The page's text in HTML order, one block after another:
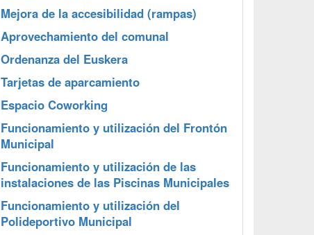
Mejora de la accesibilidad (rampas)
Aprovechamiento del comunal
Ordenanza del Euskera
Tarjetas de aparcamiento
Espacio Coworking
Funcionamiento y utilización del Frontón
Municipal
Funcionamiento y utilización de las
instalaciones de las Piscinas Municipales
Funcionamiento y utilización del
Polideportivo Municipal